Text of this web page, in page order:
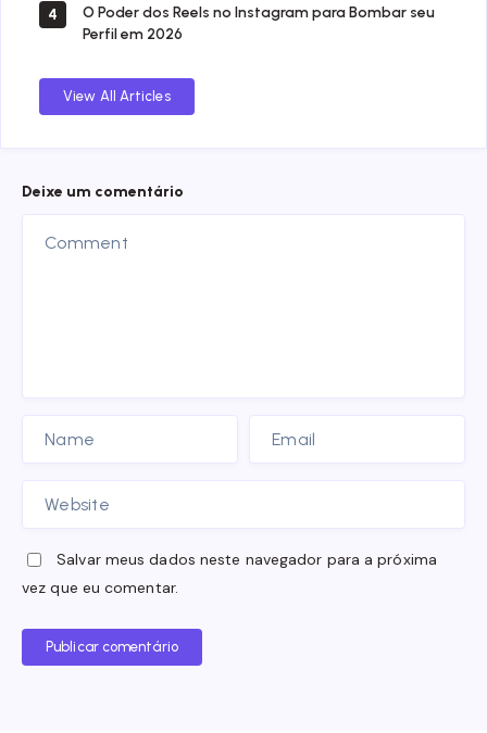
4
O Poder dos Reels no Instagram para Bombar seu
Perfil em 2026
View All Articles
Deixe um comentário
Salvar meus dados neste navegador para a próxima
vez que eu comentar.
Publicar comentário